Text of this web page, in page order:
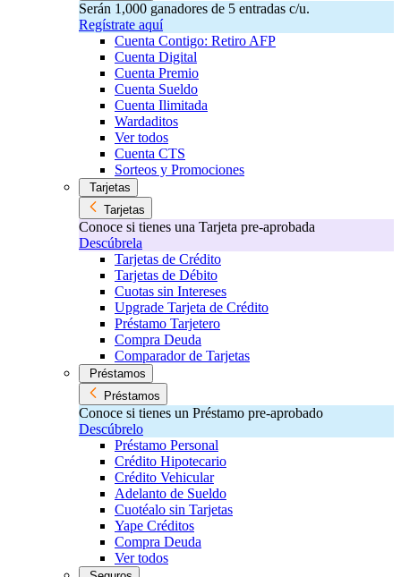
Serán 1,000 ganadores de 5 entradas c/u.
Regístrate aquí
Cuenta Contigo: Retiro AFP
Cuenta Digital
Cuenta Premio
Cuenta Sueldo
Cuenta Ilimitada
Wardaditos
Ver todos
Cuenta CTS
Sorteos y Promociones
Tarjetas
Tarjetas
Conoce si tienes una Tarjeta pre-aprobada
Descúbrela
Tarjetas de Crédito
Tarjetas de Débito
Cuotas sin Intereses
Upgrade Tarjeta de Crédito
Préstamo Tarjetero
Compra Deuda
Comparador de Tarjetas
Préstamos
Préstamos
Conoce si tienes un Préstamo pre-aprobado
Descúbrelo
Préstamo Personal
Crédito Hipotecario
Crédito Vehicular
Adelanto de Sueldo
Cuotéalo sin Tarjetas
Yape Créditos
Compra Deuda
Ver todos